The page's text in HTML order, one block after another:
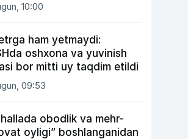
10:00
ham yetmaydi:
oshxona va yuvinish
bor mitti uy taqdim etildi
09:53
obodlik va mehr-
oyligi” boshlanganidan